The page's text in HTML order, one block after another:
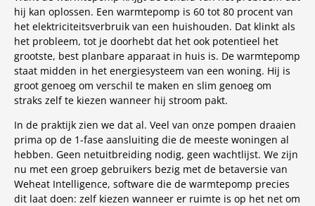
hij kan oplossen. Een warmtepomp is 60 tot 80 procent van
het elektriciteitsverbruik van een huishouden. Dat klinkt als
het probleem, tot je doorhebt dat het ook potentieel het
grootste, best planbare apparaat in huis is. De warmtepomp
staat midden in het energiesysteem van een woning. Hij is
groot genoeg om verschil te maken en slim genoeg om
straks zelf te kiezen wanneer hij stroom pakt.
In de praktijk zien we dat al. Veel van onze pompen draaien
prima op de 1-fase aansluiting die de meeste woningen al
hebben. Geen netuitbreiding nodig, geen wachtlijst. We zijn
nu met een groep gebruikers bezig met de betaversie van
Weheat Intelligence, software die de warmtepomp precies
dit laat doen: zelf kiezen wanneer er ruimte is op het net om